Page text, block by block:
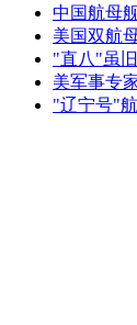
女孩北京
无痛分娩
中国航母
美国双航
"直八"虽
美军事专
"辽宁号"